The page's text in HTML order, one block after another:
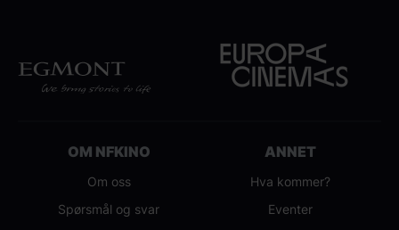
OM NFKINO
Om oss
Spørsmål og svar
ANNET
Hva kommer?
Eventer